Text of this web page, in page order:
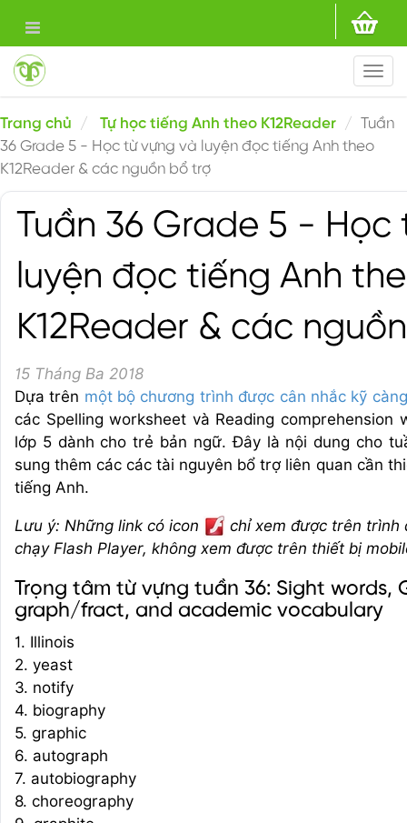
Trang chủ Tự học tiếng Anh theo K12Reader
Tuần
36 Grade 5 - Học từ vựng và luyện đọc tiếng Anh theo
K12Reader & các nguồn bổ trợ
Tuần 36 Grade 5 - Học
luyện đọc tiếng Anh
K12Reader & các
15 Tháng Ba 2018
Dựa trên một bộ chương trình được cân nhắc kỹ càng
các Spelling worksheet và Reading comprehension
lớp 5 dành cho trẻ bản ngữ. Đây là nội dung cho
sung thêm các các tài nguyên bổ trợ liên quan cần
tiếng Anh.
Lưu ý: Những link có icon
chỉ xem được trên trình
chạy Flash Player, không xem được trên thiết bị
Trọng tâm từ vựng tuần 36: Sight words,
graph/fract, and academic vocabulary
1. Illinois
2. yeast
3. notify
4. biography
5. graphic
6. autograph
7. autobiography
8. choreography